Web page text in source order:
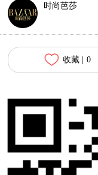
时尚芭莎
收藏 | 0